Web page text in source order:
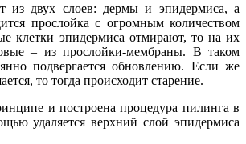
из двух слоев: дермы и эпидермиса, а
прослойка с огромным количеством
клетки эпидермиса отмирают, то на их
– из прослойки-мембраны. В таком
подвергается обновлению. Если же
то тогда происходит старение.
и построена процедура пилинга в
удаляется верхний слой эпидермиса